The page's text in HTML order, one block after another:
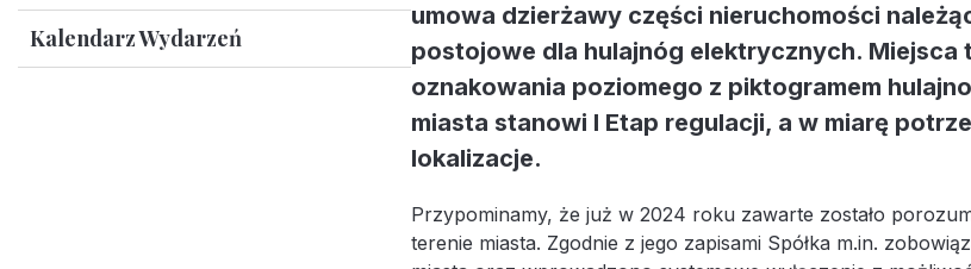
Kalendarz Wydarzeń
umowa dzierżawy części nieruchomości
postojowe dla hulajnóg elektrycznych. Miejsca
oznakowania poziomego z piktogramem
miasta stanowi I Etap regulacji, a w miarę
lokalizacje.
Przypominamy, że już w 2024 roku zawarte zostało
terenie miasta. Zgodnie z jego zapisami Spółka m.in.